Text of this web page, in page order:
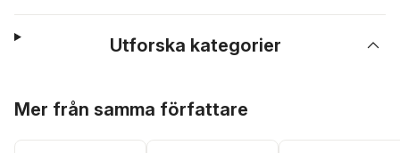
Utforska kategorier
Mer från samma författare